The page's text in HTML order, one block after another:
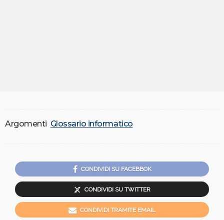
Argomenti Glossario informatico
CONDIVIDI SU FACEBBOK
CONDIVIDI SU TWITTER
CONDIVIDI TRAMITE EMAIL